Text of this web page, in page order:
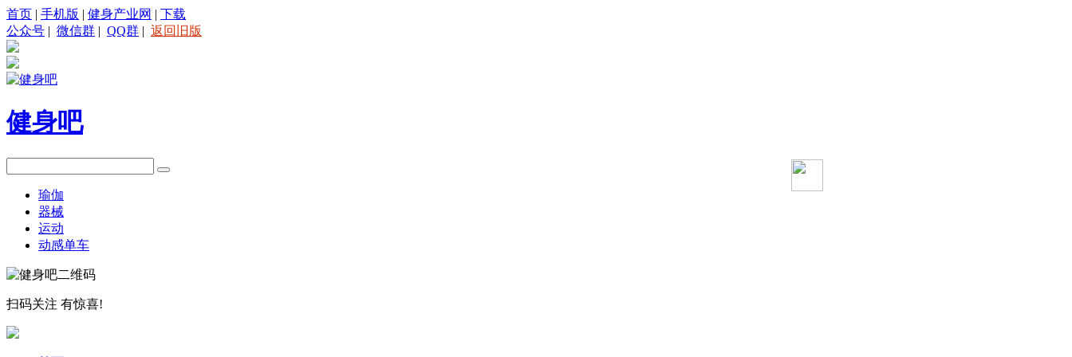
首页 | 手机版 | 健身产业网 | 下载
公众号 | 微信群 | QQ群 | 返回旧版
健身吧
瑜伽
器械
运动
动感单车
扫码关注 有惊喜!